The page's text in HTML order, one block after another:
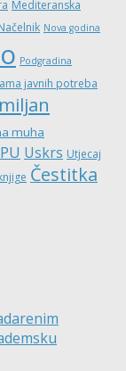
Mediteranska
Nova godina
Podgradina
javnih potreba
muha
Uskrs Utjecaj
Čestitka